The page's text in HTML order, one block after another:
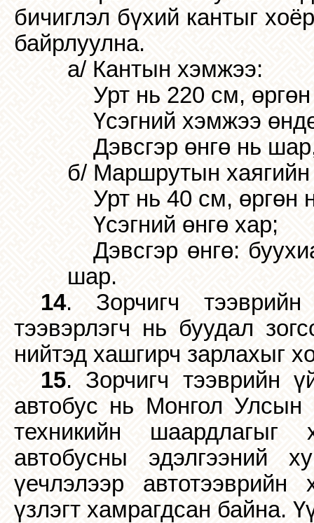
бичиглэл бүхий кантыг
байрлуулна.
а/ Кантын хэмжээ:
Урт нь 220 см,
Үсэгний хэмжээ
Дэвсгэр өнгө нь
б/ Маршрутын
Урт нь 40 см, өргөн
Үсэгний өнгө хар;
Дэвсгэр өнгө:
шар.
14. Зорчигч
тээвэрлэгч нь буудал
нийтэд хашгирч зарлахыг
15. Зорчигч тээврийн
автобус нь Монгол Улсын
техникийн
автобусны эдэлгээний
үечлэлээр автотээврийн
үзлэгт хамрагдсан байна.